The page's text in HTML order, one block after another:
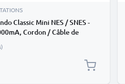
Classic Mini NES / SNES -
Cordon / Câble de